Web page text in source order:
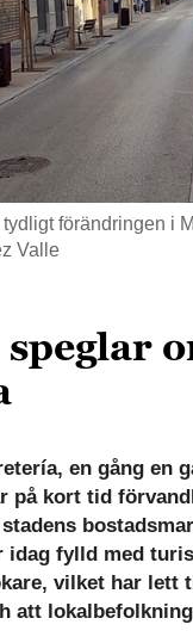
förändringen i
Valle
speglar
en gång en
på kort tid
idag fylld med
vilket har lett
att